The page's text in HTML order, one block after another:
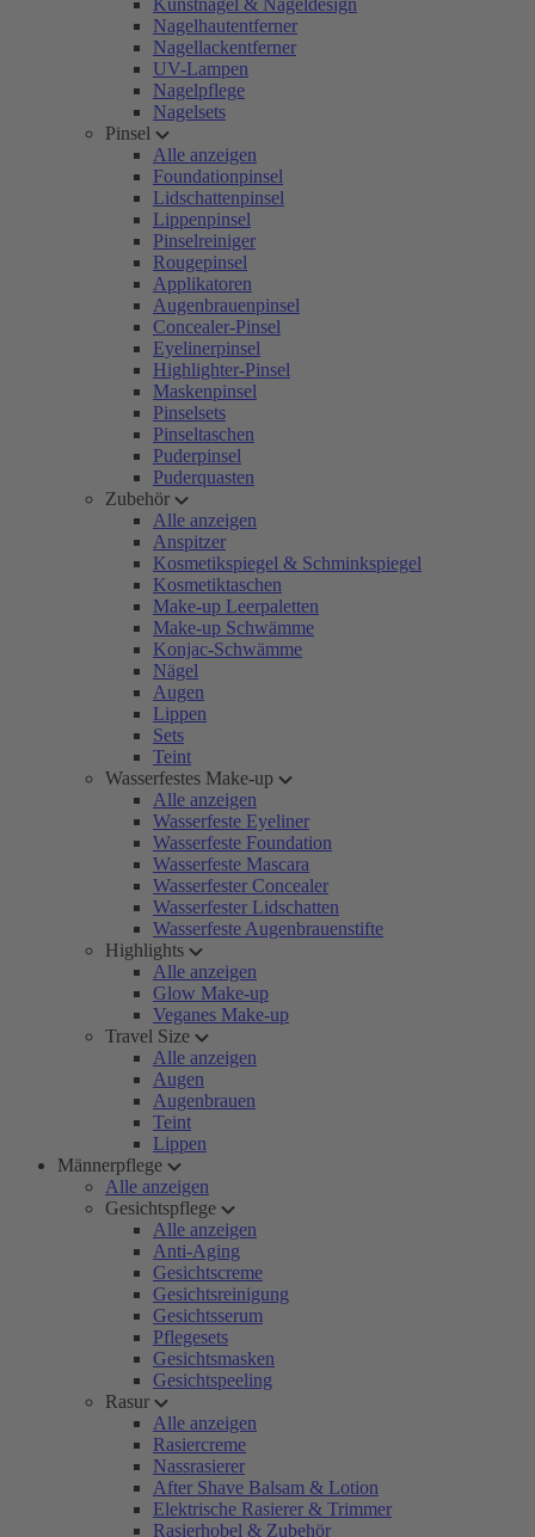
Kunstnägel & Nageldesign
Nagelhautentferner
Nagellackentferner
UV-Lampen
Nagelpflege
Nagelsets
Pinsel
Alle anzeigen
Foundationpinsel
Lidschattenpinsel
Lippenpinsel
Pinselreiniger
Rougepinsel
Applikatoren
Augenbrauenpinsel
Concealer-Pinsel
Eyelinerpinsel
Highlighter-Pinsel
Maskenpinsel
Pinselsets
Pinseltaschen
Puderpinsel
Puderquasten
Zubehör
Alle anzeigen
Anspitzer
Kosmetikspiegel & Schminkspiegel
Kosmetiktaschen
Make-up Leerpaletten
Make-up Schwämme
Konjac-Schwämme
Nägel
Augen
Lippen
Sets
Teint
Wasserfestes Make-up
Alle anzeigen
Wasserfeste Eyeliner
Wasserfeste Foundation
Wasserfeste Mascara
Wasserfester Concealer
Wasserfester Lidschatten
Wasserfeste Augenbrauenstifte
Highlights
Alle anzeigen
Glow Make-up
Veganes Make-up
Travel Size
Alle anzeigen
Augen
Augenbrauen
Teint
Lippen
Männerpflege
Alle anzeigen
Gesichtspflege
Alle anzeigen
Anti-Aging
Gesichtscreme
Gesichtsreinigung
Gesichtsserum
Pflegesets
Gesichtsmasken
Gesichtspeeling
Rasur
Alle anzeigen
Rasiercreme
Nassrasierer
After Shave Balsam & Lotion
Elektrische Rasierer & Trimmer
Rasierhobel & Zubehör